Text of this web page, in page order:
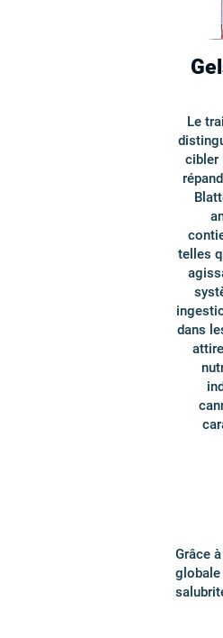
Le
cibler
telles
dans
Grâce
globale